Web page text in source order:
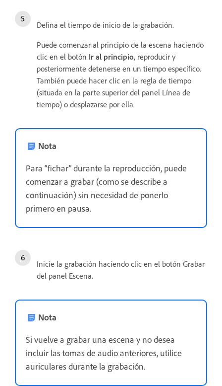
Defina el tiempo de inicio de la grabación.
Puede comenzar al principio de la escena haciendo
clic en el botón Ir al principio, reproducir y
posteriormente detenerse en un tiempo específico.
También puede hacer clic en la regla de tiempo
(situada en la parte superior del panel Línea de
tiempo) o desplazarse por ella.
Nota
Para “fichar” durante la reproducción, puede
comenzar a grabar (como se describe a
continuación) sin necesidad de ponerlo
primero en pausa.
Inicie la grabación haciendo clic en el botón Grabar
del panel Escena.
Nota
Si vuelve a grabar una escena y no desea
incluir las tomas de audio anteriores, utilice
auriculares durante la grabación.